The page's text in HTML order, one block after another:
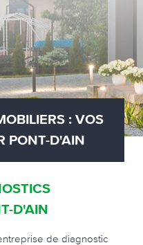
: VOS
PONT-D'AIN
D'AIN
de diagnostic